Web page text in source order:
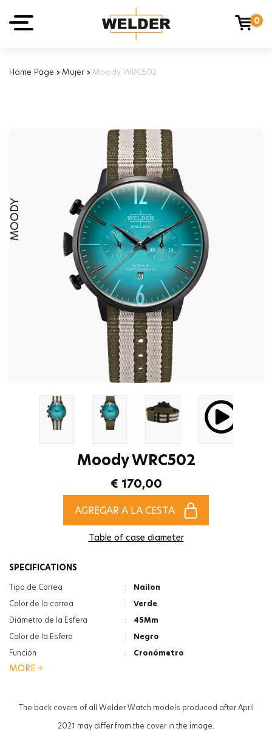
0
Home Page › Mujer › Moody WRC502
MOODY
Moody WRC502
€ 170,00
AGREGAR A LA CESTA
Table of case diameter
SPECIFICATIONS
Tipo de Correa :
Nailon
Color de la correa
:
Verde
Diámetro de la Esfera
:
45Mm
Color de la Esfera
:
Negro
Función
:
Cronómetro
Función
Tipo De Cristal
Photochromic
MORE +
The back covers of all Welder Watch models produced after April
2021 may differ from the cover in the image.